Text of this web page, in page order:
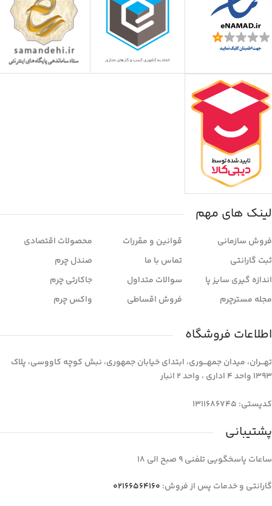
لینک های مهم
فروش سازمانی
ثبت گارانتی
اندازه گیری سایز پا
مجله مسترچرم
قوانین و مقررات
تماس با ما
سوالات متداول
فروش اقساطی
محصولات اقتصادی
صندل چرم
جاکارتی چرم
واکس چرم
اطلاعات فروشگاه
تهـــران، میدان جمهـــوری، ابتدای خیابان جمهوری، نبش کوچه کاووسی، پلاک
1393 واحد 4 اداری ، واحد 2 انبار
کدپستی: 1311686745
پشتیبانی
ساعات پاسخگویی تلفنی 9 صبح الی 18
گارانتی و خدمات پس از فروش: 02166564160